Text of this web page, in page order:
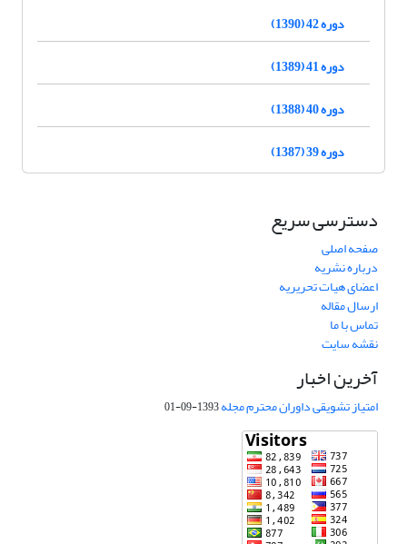
دوره 42 (1390)
دوره 41 (1389)
دوره 40 (1388)
دوره 39 (1387)
دسترسی سریع
صفحه اصلی
درباره نشریه
اعضای هیات تحریریه
ارسال مقاله
تماس با ما
نقشه سایت
آخرین اخبار
امتیاز تشویقی داوران محترم مجله1393-09-01